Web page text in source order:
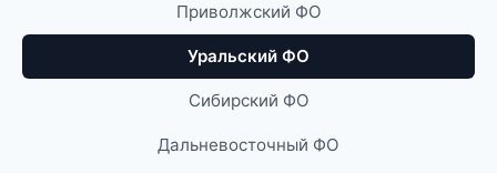
Приволжский ФО
Уральский ФО
Сибирский ФО
Дальневосточный ФО